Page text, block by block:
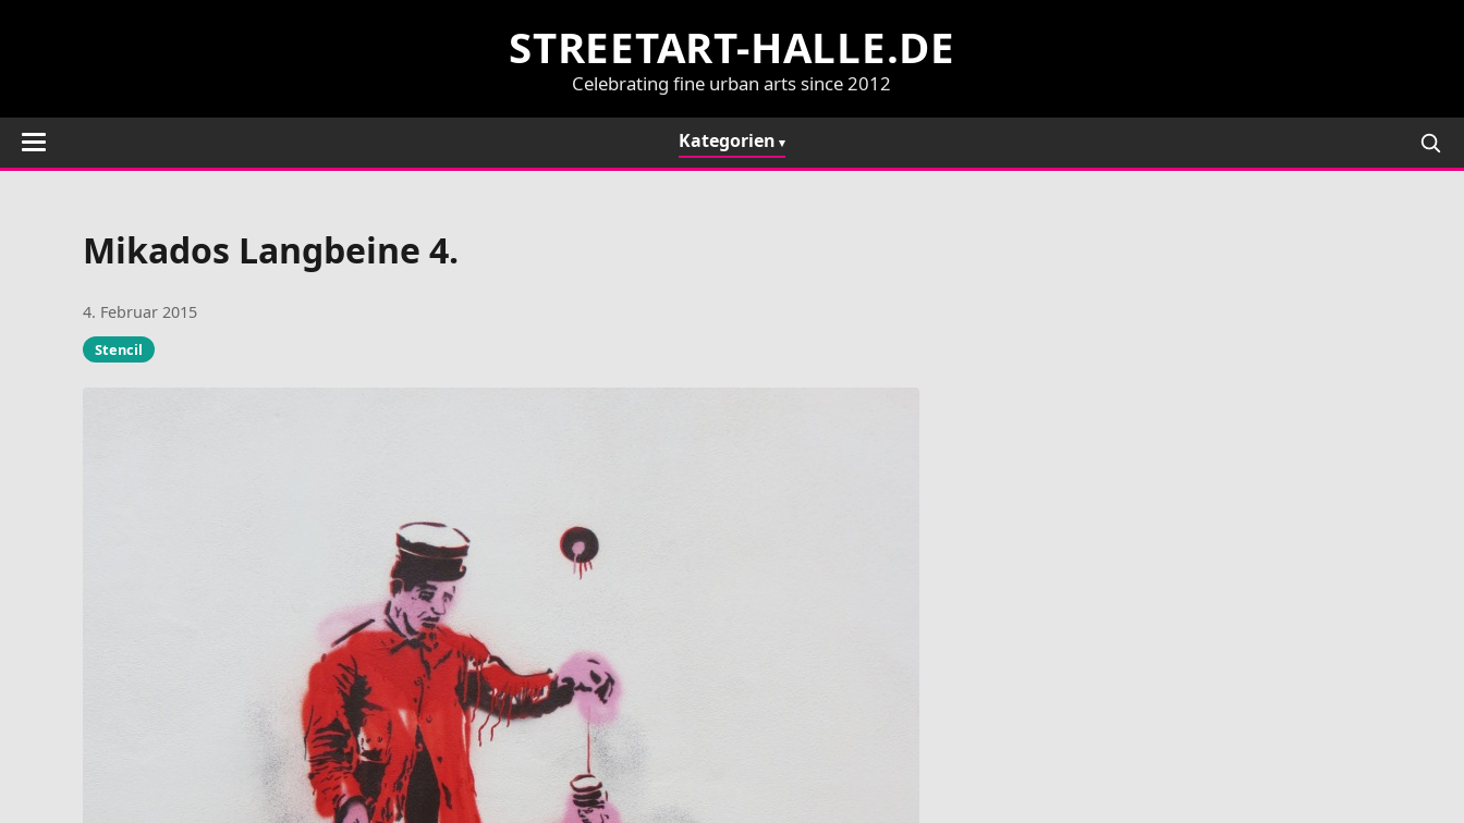
STREETART-HALLE.DE
Celebrating fine urban arts since 2012
Kategorien
Mikados Langbeine 4.
4. Februar 2015
Stencil